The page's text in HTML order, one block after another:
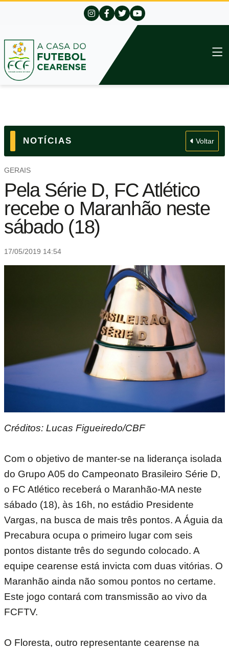
NOTÍCIAS Voltar
GERAIS
Pela Série D, FC Atlético
recebe o Maranhão neste
sábado (18)
17/05/2019 14:54
Créditos: Lucas Figueiredo/CBF
Com o objetivo de manter-se na liderança isolada
do Grupo A05 do Campeonato Brasileiro Série D,
o FC Atlético receberá o Maranhão-MA neste
sábado (18), às 16h, no estádio Presidente
Vargas, na busca de mais três pontos. A Águia da
Precabura ocupa o primeiro lugar com seis
pontos distante três do segundo colocado. A
equipe cearense está invicta com duas vitórias. O
Maranhão ainda não somou pontos no certame.
Este jogo contará com transmissão ao vivo da
FCFTV.
O Floresta, outro representante cearense na